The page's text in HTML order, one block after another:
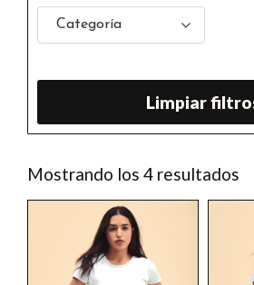
Categoría
Limpiar
Mostrando los 4 resultados